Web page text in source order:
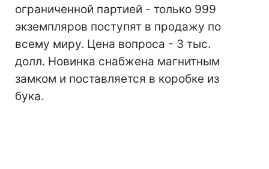
ограниченной партией - только 999
экземпляров поступят в продажу по
всему миру. Цена вопроса - 3 тыс.
долл. Новинка снабжена магнитным
замком и поставляется в коробке из
бука.